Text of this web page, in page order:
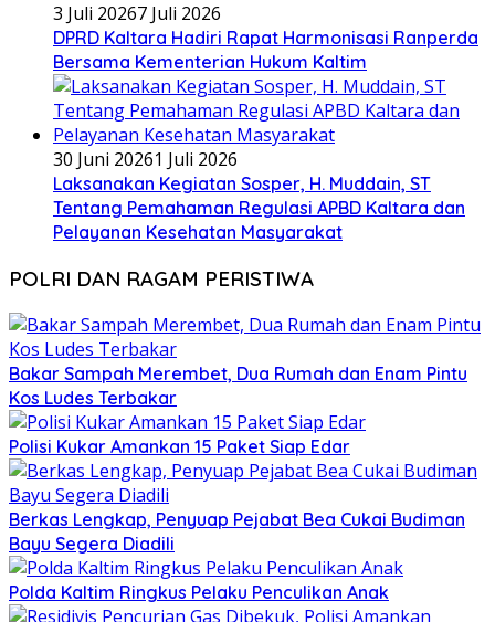
3 Juli 20267 Juli 2026
DPRD Kaltara Hadiri Rapat Harmonisasi Ranperda
Bersama Kementerian Hukum Kaltim
30 Juni 20261 Juli 2026
Laksanakan Kegiatan Sosper, H. Muddain, ST
Tentang Pemahaman Regulasi APBD Kaltara dan
Pelayanan Kesehatan Masyarakat
POLRI DAN RAGAM PERISTIWA
Bakar Sampah Merembet, Dua Rumah dan Enam Pintu
Kos Ludes Terbakar
Polisi Kukar Amankan 15 Paket Siap Edar
Berkas Lengkap, Penyuap Pejabat Bea Cukai Budiman
Bayu Segera Diadili
Polda Kaltim Ringkus Pelaku Penculikan Anak